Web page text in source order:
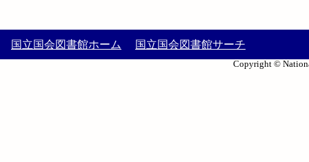
国立国会図書館ホーム 国立国会図書館サーチ
Copyright ©